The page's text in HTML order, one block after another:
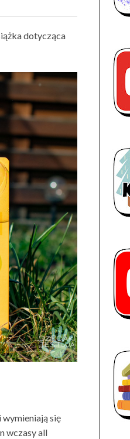
dotycząca
się
wczasy all